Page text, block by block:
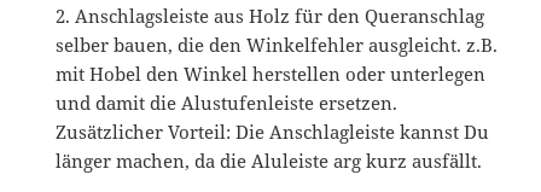
2. Anschlagsleiste aus Holz für den Queranschlag
selber bauen, die den Winkelfehler ausgleicht. z.B.
mit Hobel den Winkel herstellen oder unterlegen
und damit die Alustufenleiste ersetzen.
Zusätzlicher Vorteil: Die Anschlagleiste kannst Du
länger machen, da die Aluleiste arg kurz ausfällt.